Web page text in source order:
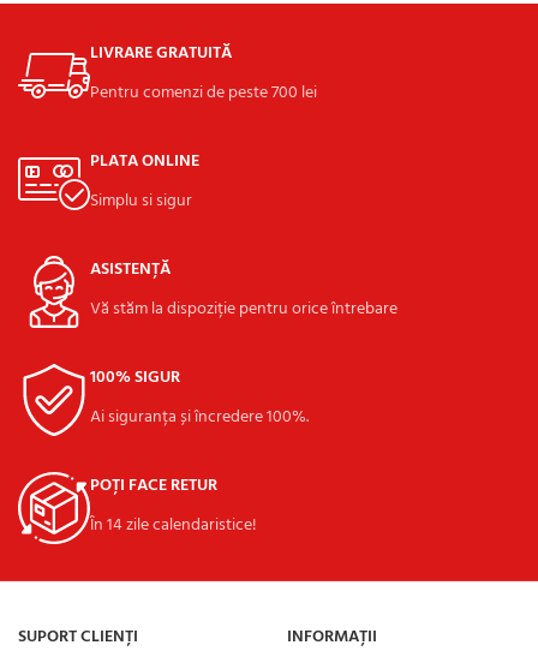
LIVRARE GRATUITĂ
Pentru comenzi de peste 700 lei
PLATA ONLINE
Simplu si sigur
ASISTENȚĂ
Vă stăm la dispoziție pentru orice întrebare
100% SIGUR
Ai siguranța și încredere 100%.
POȚI FACE RETUR
În 14 zile calendaristice!
SUPORT CLIENȚI
INFORMAȚII